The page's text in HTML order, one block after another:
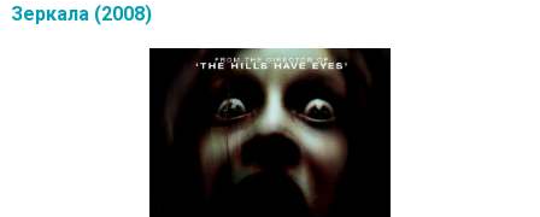
Зеркала (2008)